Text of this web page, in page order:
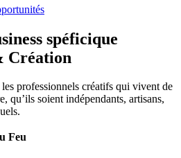
spéficique
Création
les professionnels créatifs qui vivent de
qu’ils soient indépendants, artisans,
Feu